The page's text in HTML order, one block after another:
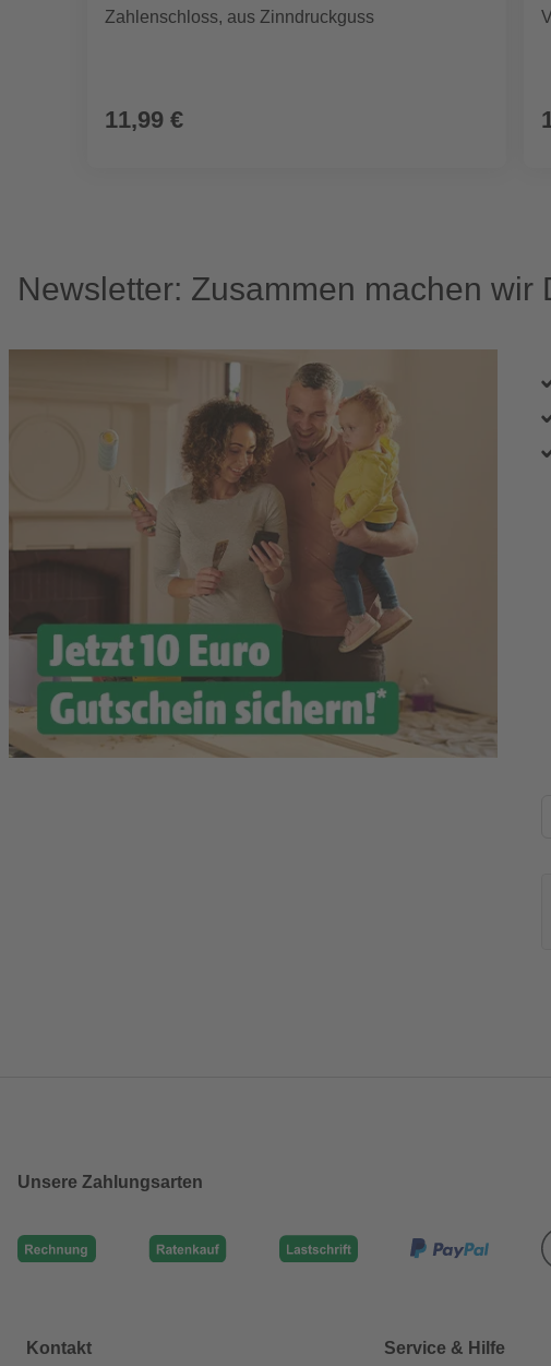
Zahlenschloss, aus Zinndruckguss
11,99 €
Newsletter: Zusammen machen
Unsere Zahlungsarten
Kontakt Service & Hilfe